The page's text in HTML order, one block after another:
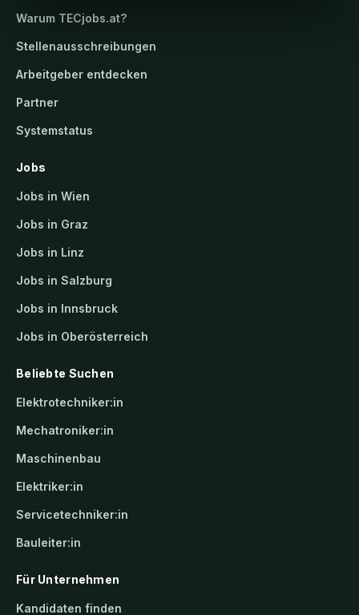
Warum TECjobs.at?
Stellenausschreibungen
Arbeitgeber entdecken
Partner
Systemstatus
Jobs
Jobs in Wien
Jobs in Graz
Jobs in Linz
Jobs in Salzburg
Jobs in Innsbruck
Jobs in Oberösterreich
Beliebte Suchen
Elektrotechniker:in
Mechatroniker:in
Maschinenbau
Elektriker:in
Servicetechniker:in
Bauleiter:in
Für Unternehmen
Kandidaten finden